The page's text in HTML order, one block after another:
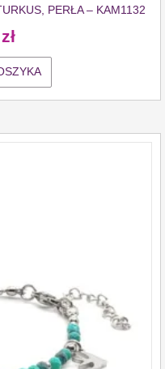
PERŁA – KAM1132
zł